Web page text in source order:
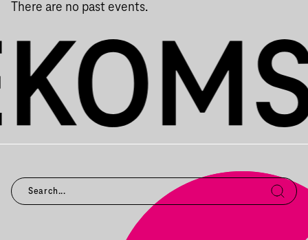
There are no past events.